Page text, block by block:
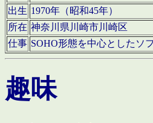
出生 1970年（昭和45年）
所在 神奈川県川崎市川崎区
仕事 SOHO形態を中心としたソ
趣味